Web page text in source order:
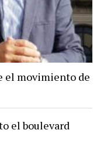
el movimiento de
el boulevard